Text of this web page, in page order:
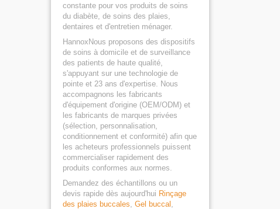
constante pour vos produits de soins
du diabète, de soins des plaies,
dentaires et d'entretien ménager.
HannoxNous proposons des dispositifs
de soins à domicile et de surveillance
des patients de haute qualité,
s'appuyant sur une technologie de
pointe et 23 ans d'expertise. Nous
accompagnons les fabricants
d'équipement d'origine (OEM/ODM) et
les fabricants de marques privées
(sélection, personnalisation,
conditionnement et conformité) afin que
les acheteurs professionnels puissent
commercialiser rapidement des
produits conformes aux normes.
Demandez des échantillons ou un
devis rapide dès aujourd'hui Rinçage
des plaies buccales, Gel buccal ,